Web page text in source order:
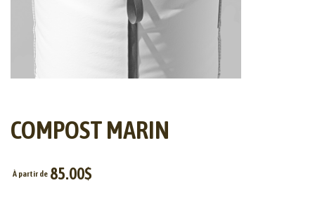
COMPOST MARIN
85.00$
À partir de